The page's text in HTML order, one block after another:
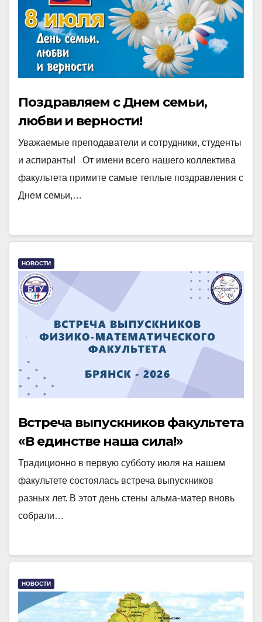
Поздравляем с Днем семьи,
любви и верности!
Уважаемые преподаватели и сотрудники, студенты
и аспиранты! От имени всего нашего коллектива
факультета примите самые теплые поздравления с
Днем семьи,…
НОВОСТИ
Встреча выпускников факультета
«В единстве наша сила!»
Традиционно в первую субботу июля на нашем
факультете состоялась встреча выпускников
разных лет. В этот день стены альма-матер вновь
собрали…
НОВОСТИ